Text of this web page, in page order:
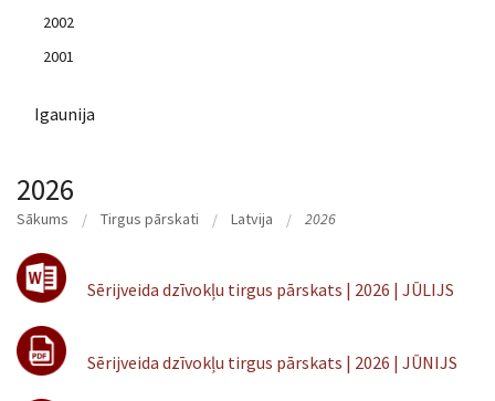
2002
2001
Igaunija
2026
Sākums Tirgus pārskati Latvija 2026
Sērijveida dzīvokļu tirgus pārskats | 2026 | JŪLIJS
Sērijveida dzīvokļu tirgus pārskats | 2026 | JŪNIJS